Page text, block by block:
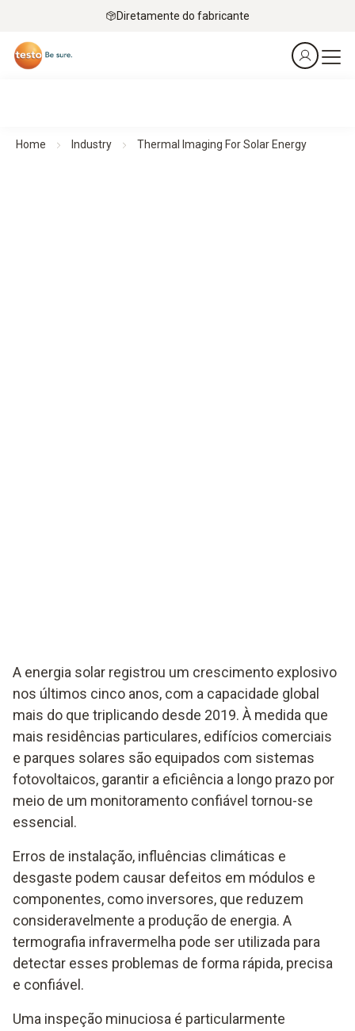
Diretamente do fabricante
Home Industry Thermal Imaging For Solar Energy
A energia solar registrou um crescimento explosivo
nos últimos cinco anos, com a capacidade global
mais do que triplicando desde 2019. À medida que
mais residências particulares, edifícios comerciais
e parques solares são equipados com sistemas
fotovoltaicos, garantir a eficiência a longo prazo por
meio de um monitoramento confiável tornou-se
essencial.
Erros de instalação, influências climáticas e
desgaste podem causar defeitos em módulos e
componentes, como inversores, que reduzem
consideravelmente a produção de energia. A
termografia infravermelha pode ser utilizada para
detectar esses problemas de forma rápida, precisa
e confiável.
Uma inspeção minuciosa é particularmente